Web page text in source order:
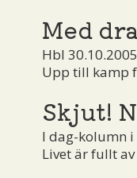
Med
Hbl 30.10.2005
Upp till kamp
Skjut!
I dag-kolumn
Livet är fullt